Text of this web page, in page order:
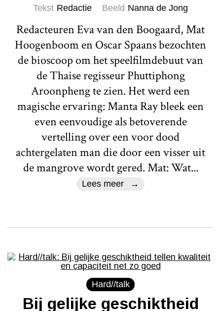
Tekst Redactie Beeld Nanna de Jong
Redacteuren Eva van den Boogaard, Mat
Hoogenboom en Oscar Spaans bezochten
de bioscoop om het speelfilmdebuut van
de Thaise regisseur Phuttiphong
Aroonpheng te zien. Het werd een
magische ervaring: Manta Ray bleek een
even eenvoudige als betoverende
vertelling over een voor dood
achtergelaten man die door een visser uit
de mangrove wordt gered. Mat: Wat...
Lees meer
Hard//talk
Bij gelijke geschiktheid